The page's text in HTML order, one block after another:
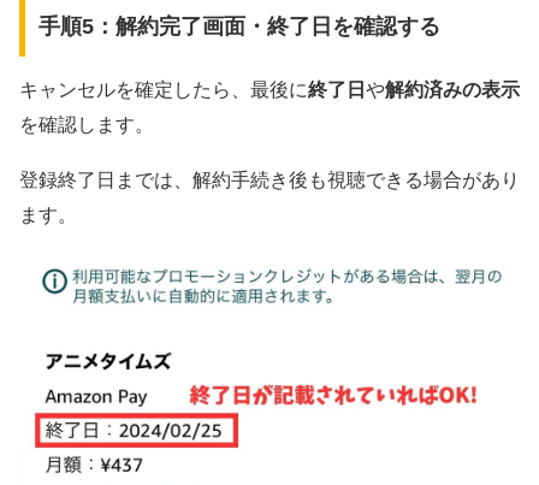
手順5：解約完了画面・終了日を確認する
キャンセルを確定したら、最後に終了日 や解約済みの表示
を確認します。
登録終了日までは、解約手続き後も視聴できる場合があり
ます。